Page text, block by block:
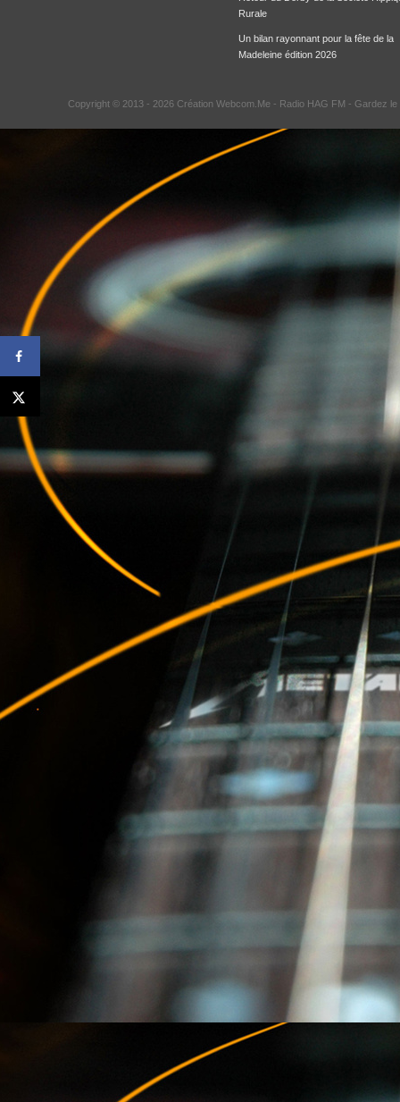
Rurale
Un bilan rayonnant pour la fête de la
Madeleine édition 2026
Copyright © 2013 - 2026 Création Webcom.Me - Radio HAG FM - Gardez le